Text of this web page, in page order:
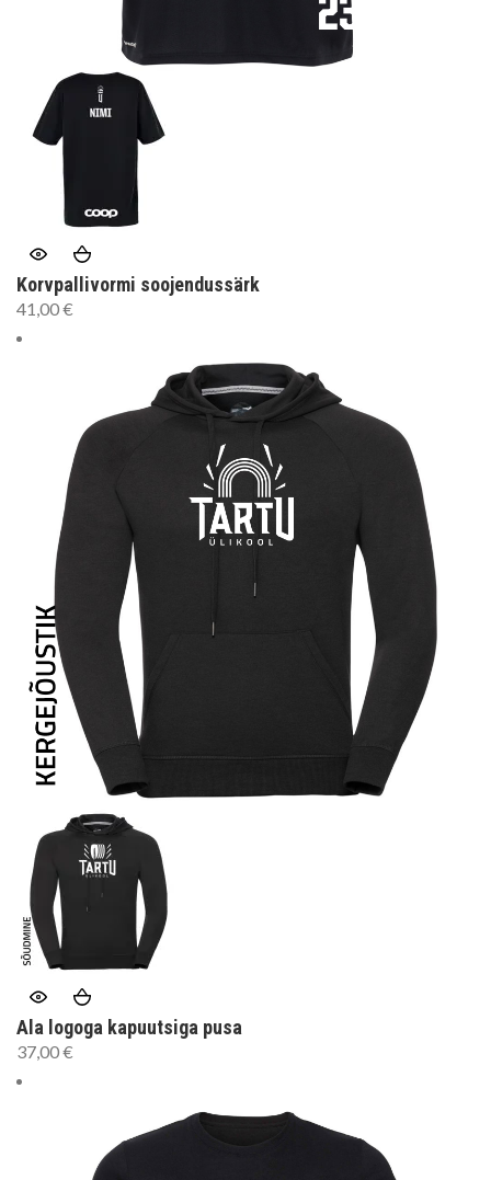
Korvpallivormi soojendussärk
41,00€
Ala logoga kapuutsiga pusa
37,00€